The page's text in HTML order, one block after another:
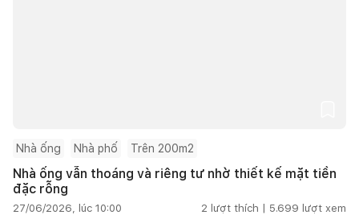
Nhà ống Nhà phố Trên 200m2
Nhà ống vẫn thoáng và riêng tư nhờ thiết kế mặt tiền
đặc rỗng
27/06/2026, lúc 10:00 2 lượt thích | 5.699 lượt xem